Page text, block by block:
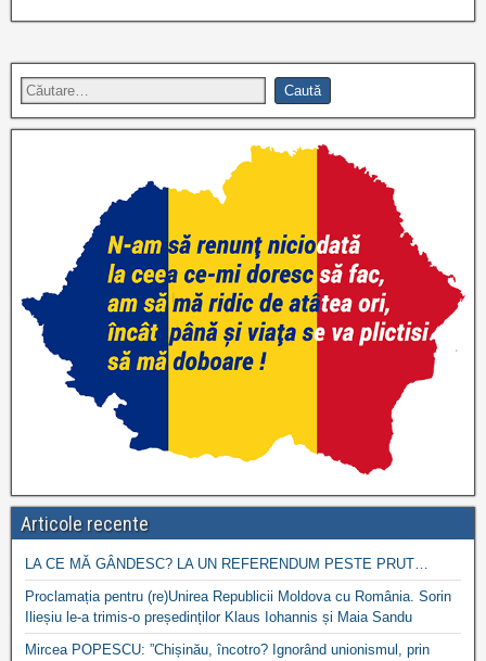
Articole recente
LA CE MĂ GÂNDESC? LA UN REFERENDUM PESTE PRUT…
Proclamația pentru (re)Unirea Republicii Moldova cu România. Sorin
Ilieșiu le-a trimis-o președinților Klaus Iohannis și Maia Sandu
Mircea POPESCU: ”Chișinău, încotro? Ignorând unionismul, prin